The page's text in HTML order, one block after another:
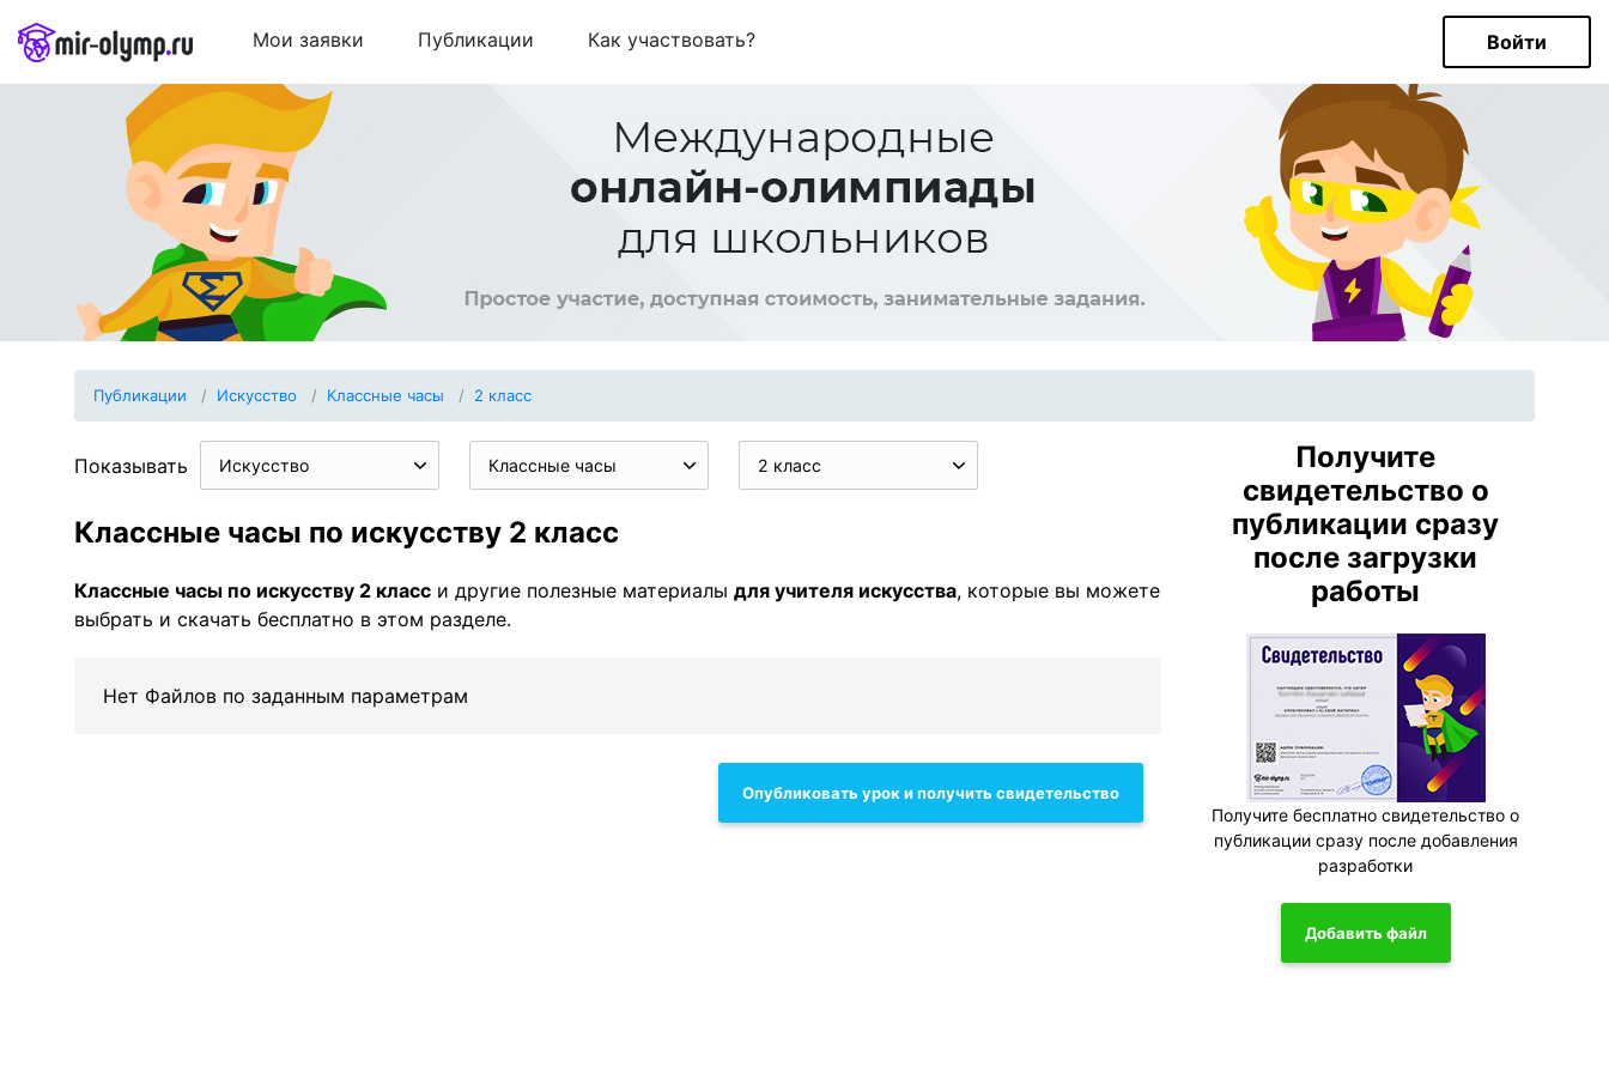
Мои заявки Публикации Как участвовать? Войти
Публикации Искуcство Классные часы 2 класс
Показывать Искуcство Классные часы 2 класс
Классные часы по искуcству 2 класс
Классные часы по искуcству 2 класс и другие полезные материалы для учителя искусcтва, которые вы можете
выбрать и скачать бесплатно в этом разделе.
Нет Файлов по заданным параметрам
Опубликовать урок и получить свидетельство
Получите
свидетельство о
публикации сразу
после загрузки
работы
Получите бесплатно свидетельство о
публикации сразу после добавления
разработки
Добавить файл